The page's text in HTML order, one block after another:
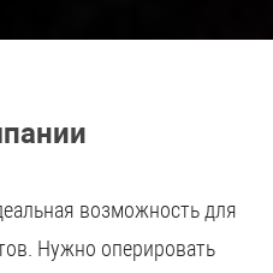
возможность для
Нужно оперировать